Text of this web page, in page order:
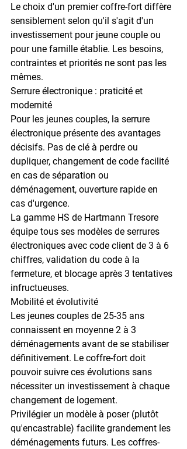
Le choix d'un premier coffre-fort diffère
sensiblement selon qu'il s'agit d'un
investissement pour jeune couple ou
pour une famille établie. Les besoins,
contraintes et priorités ne sont pas les
mêmes.
Serrure électronique : praticité et
modernité
Pour les jeunes couples, la serrure
électronique présente des avantages
décisifs. Pas de clé à perdre ou
dupliquer, changement de code facilité
en cas de séparation ou
déménagement, ouverture rapide en
cas d'urgence.
La gamme HS de Hartmann Tresore
équipe tous ses modèles de serrures
électroniques avec code client de 3 à 6
chiffres, validation du code à la
fermeture, et blocage après 3 tentatives
infructueuses.
Mobilité et évolutivité
Les jeunes couples de 25-35 ans
connaissent en moyenne 2 à 3
déménagements avant de se stabiliser
définitivement. Le coffre-fort doit
pouvoir suivre ces évolutions sans
nécessiter un investissement à chaque
changement de logement.
Privilégier un modèle à poser (plutôt
qu'encastrable) facilite grandement les
déménagements futurs. Les coffres-